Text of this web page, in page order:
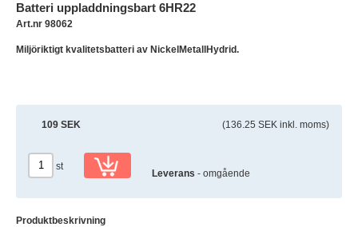
Batteri uppladdningsbart 6HR22
Art.nr 98062
Miljöriktigt kvalitetsbatteri av NickelMetallHydrid.
109 SEK (136.25 SEK inkl. moms)
st
Leverans - omgående
Produktbeskrivning